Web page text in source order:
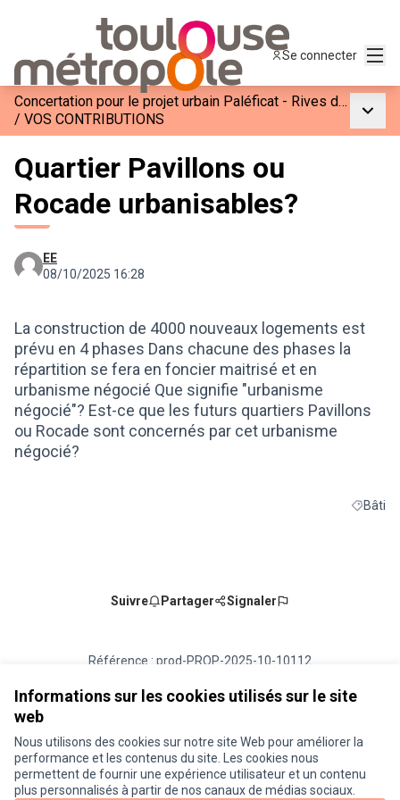
Informations sur les cookies utilisés sur le site
web
Nous utilisons des cookies sur notre site Web pour améliorer la
performance et les contenus du site. Les cookies nous
permettent de fournir une expérience utilisateur et un contenu
plus personnalisés à partir de nos canaux de médias sociaux.
Se connecter
Concertation pour le projet urbain Paléficat - Rives de l’Hers
/ VOS CONTRIBUTIONS
Quartier Pavillons ou
Rocade urbanisables?
EE
08/10/2025 16:28
La construction de 4000 nouveaux logements est
prévu en 4 phases Dans chacune des phases la
répartition se fera en foncier maitrisé et en
urbanisme négocié Que signifie "urbanisme
négocié"? Est-ce que les futurs quartiers Pavillons
ou Rocade sont concernés par cet urbanisme
négocié?
Filtrer
Bâti
Suivre Partager Signaler
Référence : prod-PROP-2025-10-10112
Vérifiez l'empreinte numérique
Conditions d'utilisation
Paramètres des cookies
Je participe ! sur X
Je participe ! sur Facebook
Je participe ! sur Instagram